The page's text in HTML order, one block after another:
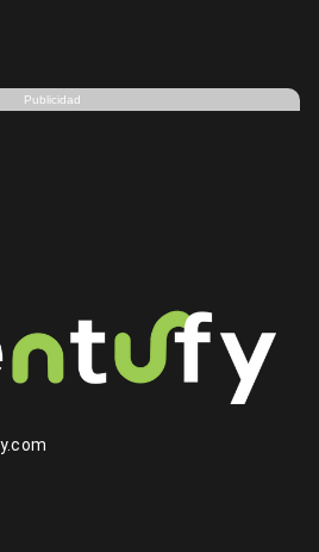
Publicidad